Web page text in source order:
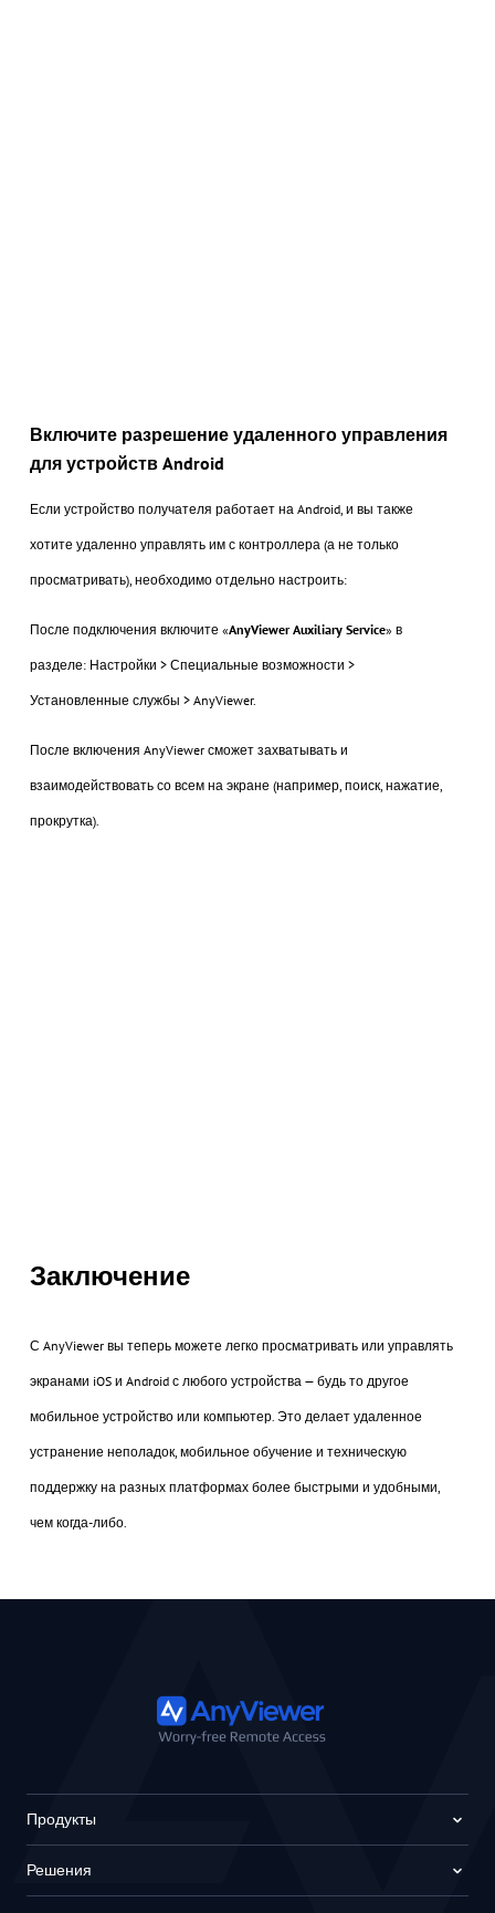
Включите разрешение удаленного управления
для устройств Android
Если устройство получателя работает на Android, и вы также
хотите удаленно управлять им с контроллера (а не только
просматривать), необходимо отдельно настроить:
После подключения включите «AnyViewer Auxiliary Service» в
разделе: Настройки > Специальные возможности >
Установленные службы > AnyViewer.
После включения AnyViewer сможет захватывать и
взаимодействовать со всем на экране (например, поиск, нажатие,
прокрутка).
Заключение
С AnyViewer вы теперь можете легко просматривать или управлять
экранами iOS и Android с любого устройства — будь то другое
мобильное устройство или компьютер. Это делает удаленное
устранение неполадок, мобильное обучение и техническую
поддержку на разных платформах более быстрыми и удобными,
чем когда-либо.
Продукты
Решения